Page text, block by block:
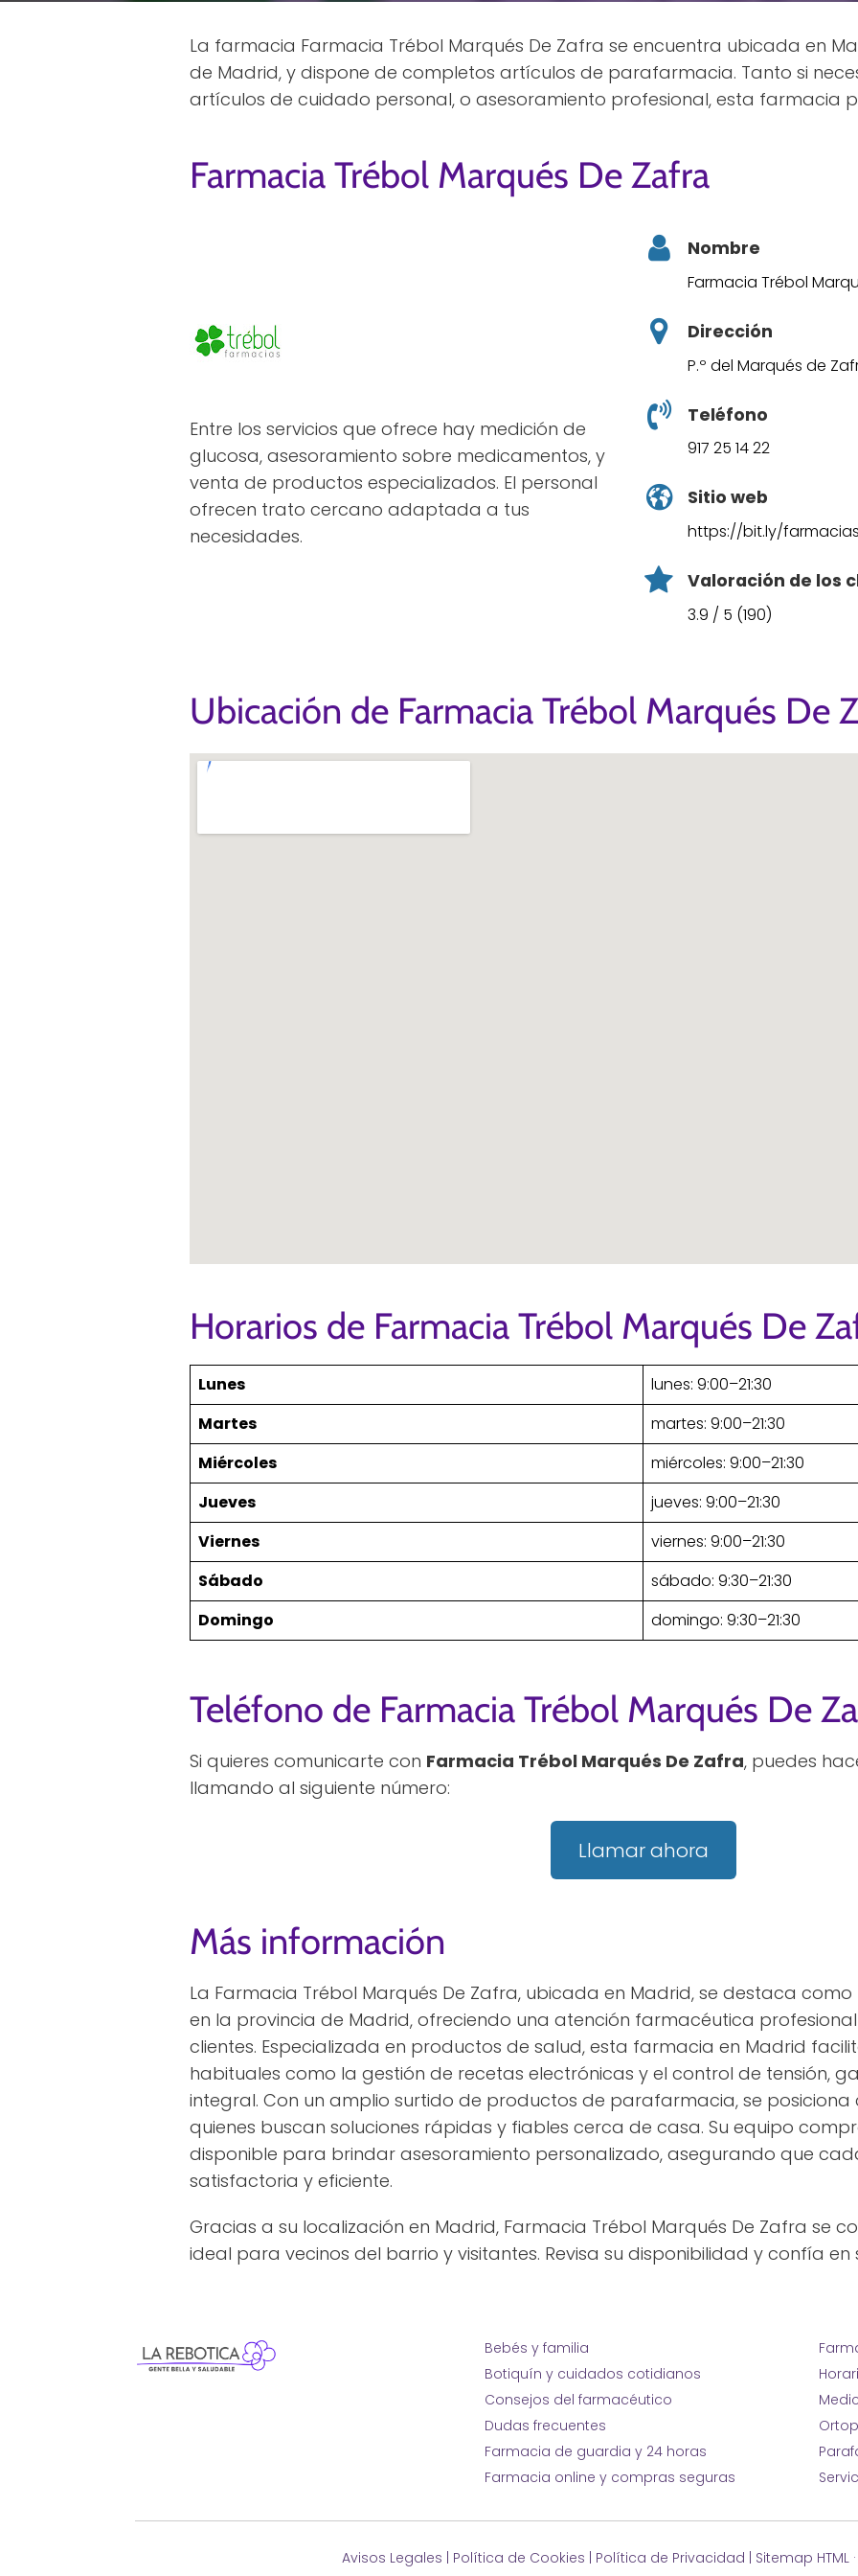
La farmacia Farmacia Trébol Marqués De Zafra se encuentra ubicada en
de Madrid, y dispone de completos artículos de parafarmacia. Tanto si
artículos de cuidado personal, o asesoramiento profesional, esta farmacia
Farmacia Trébol Marqués De Zafra
Entre los servicios que ofrece hay medición de
glucosa, asesoramiento sobre medicamentos, y
venta de productos especializados. El personal
ofrecen trato cercano adaptada a tus
necesidades.
Nombre
Farmacia Trébol
Dirección
P.º del Marqués de
Teléfono
917 25 14 22
Sitio web
https://bit.ly/
Valoración de los
3.9 / 5 (190)
Ubicación de Farmacia Trébol Marqués De
Horarios de Farmacia Trébol Marqués De
Lunes
lunes: 9:00–21:30
Martes
martes: 9:00–21:30
Miércoles
miércoles: 9:00–21:30
Jueves
jueves: 9:00–21:30
Viernes
viernes: 9:00–21:30
Sábado
sábado: 9:30–21:30
Domingo
domingo: 9:30–21:30
Teléfono de Farmacia Trébol Marqués De
Si quieres comunicarte con Farmacia Trébol Marqués De Zafra, puedes
llamando al siguiente número:
Llamar ahora
Más información
La Farmacia Trébol Marqués De Zafra, ubicada en Madrid, se destaca
en la provincia de Madrid, ofreciendo una atención farmacéutica
clientes. Especializada en productos de salud, esta farmacia en Madrid
habituales como la gestión de recetas electrónicas y el control de tensión,
integral. Con un amplio surtido de productos de parafarmacia, se
quienes buscan soluciones rápidas y fiables cerca de casa. Su equipo
disponible para brindar asesoramiento personalizado, asegurando que
satisfactoria y eficiente.
Gracias a su localización en Madrid, Farmacia Trébol Marqués De Zafra se
ideal para vecinos del barrio y visitantes. Revisa su disponibilidad y confía en
Bebés y familia
Botiquín y cuidados cotidianos
Consejos del farmacéutico
Dudas frecuentes
Farmacia de guardia y 24 horas
Farmacia online y compras seguras
Avisos Legales | Política de Cookies | Política de Privacidad | Sitemap HTML·